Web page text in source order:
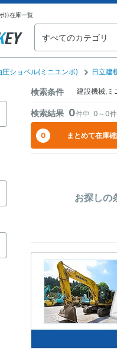
))在庫一覧
圧ショベル(ミニユンボ) 日立建
検索条件 建設機械,ミ
0 まとめて在庫
検索結果 0件中 0～0
お探しの